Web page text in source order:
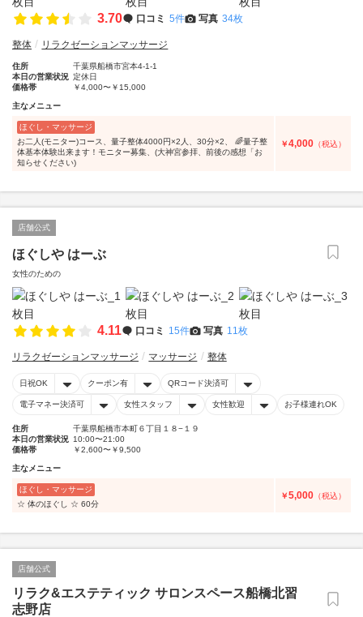
3.70 口コミ 5件 写真 34枚
整体 リラクゼーションマッサージ
住所
千葉県船橋市宮本4-1-1
本日の営業状況 定休日
価格帯
￥4,000〜￥15,000
主なメニュー
ほぐし・マッサージ
お二人(モニター)コース、量子整体4000円×2人、30分×2、 🌈量子整
体基本体験出来ます！モニター募集、(大神宮参拝、前後の感想「お
知らせください)
￥4,000 （税込）
店舗公式
ほぐしや はーぶ
女性のための
4.11 口コミ 15件 写真 11枚
リラクゼーションマッサージ マッサージ 整体
日祝OK クーポン有 QRコード決済可
電子マネー決済可 女性スタッフ 女性歓迎 お子様連れOK
住所
千葉県船橋市本町６丁目１８−１９
本日の営業状況 10:00〜21:00
価格帯
￥2,600〜￥9,500
主なメニュー
ほぐし・マッサージ
☆ 体のほぐし ☆ 60分
￥5,000 （税込）
店舗公式
リラク&エステティック サロンスペース船橋北習
志野店